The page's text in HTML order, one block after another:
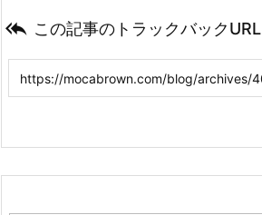
 この記事のトラックバックURL